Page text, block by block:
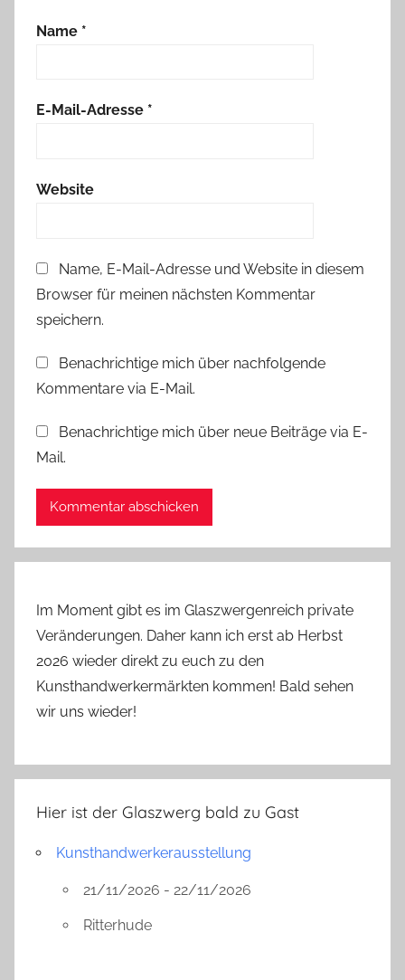
a
u
i
h
n
c
h
e
n
Name *
E-Mail-Adresse *
Website
Name, E-Mail-Adresse und Website in diesem
Browser für meinen nächsten Kommentar
speichern.
Benachrichtige mich über nachfolgende
Kommentare via E-Mail.
Benachrichtige mich über neue Beiträge via E-
Mail.
Im Moment gibt es im Glaszwergenreich private
Veränderungen. Daher kann ich erst ab Herbst
2026 wieder direkt zu euch zu den
Kunsthandwerkermärkten kommen! Bald sehen
wir uns wieder!
Hier ist der Glaszwerg bald zu Gast
Kunsthandwerkerausstellung
21/11/2026 - 22/11/2026
Ritterhude